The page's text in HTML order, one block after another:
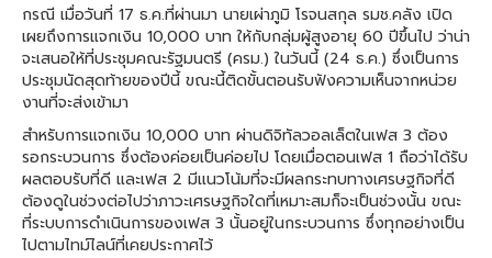
กรณี เมื่อวันที่ 17 ธ.ค.ที่ผ่านมา นายเผ่าภูมิ โรจนสกุล รมช.คลัง เปิด
เผยถึงการแจกเงิน 10,000 บาท ให้กับกลุ่มผู้สูงอายุ 60 ปีขึ้นไป ว่าน่า
จะเสนอให้ที่ประชุมคณะรัฐมนตรี (ครม.) ในวันนี้ (24 ธ.ค.) ซึ่งเป็นการ
ประชุมนัดสุดท้ายของปีนี้ ขณะนี้ติดขั้นตอนรับฟังความเห็นจากหน่วย
งานที่จะส่งเข้ามา
สำหรับการแจกเงิน 10,000 บาท ผ่านดิจิทัลวอลเล็ตในเฟส 3 ต้อง
รอกระบวนการ ซึ่งต้องค่อยเป็นค่อยไป โดยเมื่อตอนเฟส 1 ถือว่าได้รับ
ผลตอบรับที่ดี และเฟส 2 มีแนวโน้มที่จะมีผลกระทบทางเศรษฐกิจที่ดี
ต้องดูในช่วงต่อไปว่าภาวะเศรษฐกิจใดที่เหมาะสมก็จะเป็นช่วงนั้น ขณะ
ที่ระบบการดำเนินการของเฟส 3 นั้นอยู่ในกระบวนการ ซึ่งทุกอย่างเป็น
ไปตามไทม์ไลน์ที่เคยประกาศไว้